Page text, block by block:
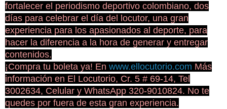
fortalecer el periodismo deportivo colombiano, dos
días para celebrar el día del locutor, una gran
experiencia para los apasionados al deporte, para
hacer la diferencia a la hora de generar y entregar
contenidos.
¡Compra tu boleta ya! En www.ellocutorio.com Más
información en El Locutorio, Cr. 5 # 69-14, Tel
3002634, Celular y WhatsApp 320-9010824. No te
quedes por fuera de esta gran experiencia.